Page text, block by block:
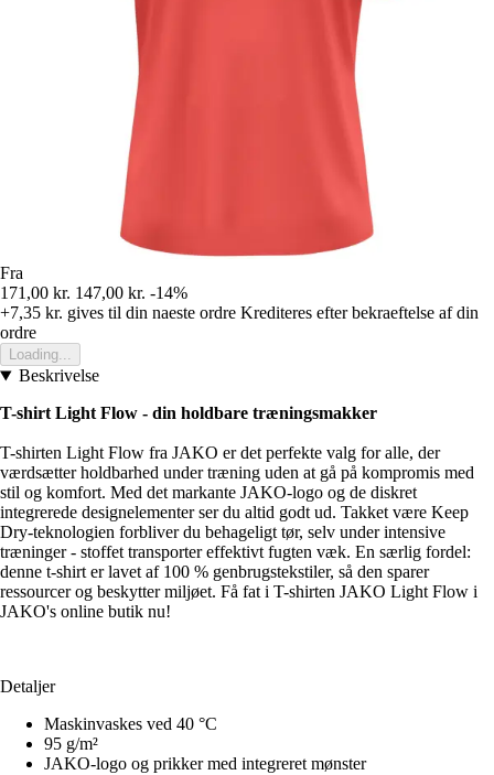
Fra
171,00 kr. 147,00 kr. -14%
+7,35 kr. gives til din naeste ordre Krediteres efter bekraeftelse af din
ordre
Loading...
Beskrivelse
T-shirt Light Flow - din holdbare træningsmakker
T-shirten Light Flow fra JAKO er det perfekte valg for alle, der
værdsætter holdbarhed under træning uden at gå på kompromis med
stil og komfort. Med det markante JAKO-logo og de diskret
integrerede designelementer ser du altid godt ud. Takket være Keep
Dry-teknologien forbliver du behageligt tør, selv under intensive
træninger - stoffet transporter effektivt fugten væk. En særlig fordel:
denne t-shirt er lavet af 100 % genbrugstekstiler, så den sparer
ressourcer og beskytter miljøet. Få fat i T-shirten JAKO Light Flow i
JAKO's online butik nu!
Detaljer
Maskinvaskes ved 40 °C
95 g/m²
JAKO-logo og prikker med integreret mønster